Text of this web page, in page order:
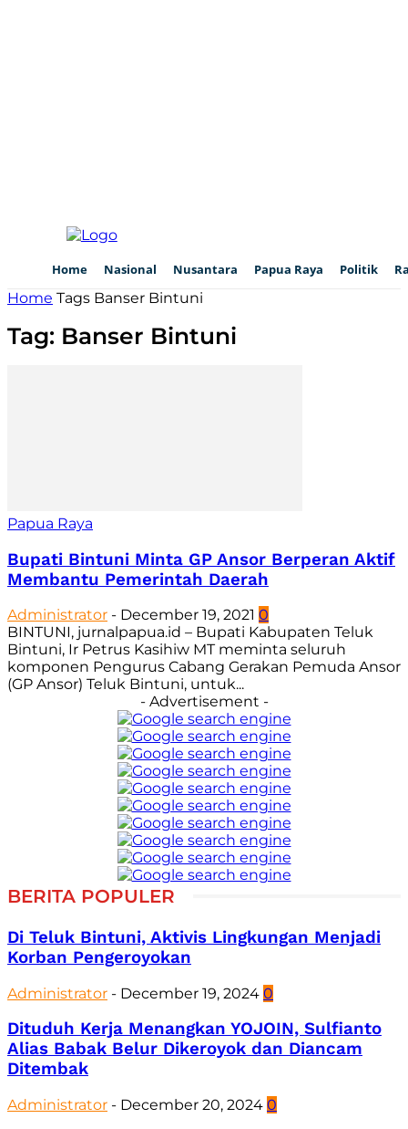
Home Nasional Nusantara Papua Raya Politik
Home Tags Banser Bintuni
Tag: Banser Bintuni
Papua Raya
Bupati Bintuni Minta GP Ansor Berperan Aktif
Membantu Pemerintah Daerah
Administrator - December 19, 2021 0
BINTUNI, jurnalpapua.id – Bupati Kabupaten Teluk
Bintuni, Ir Petrus Kasihiw MT meminta seluruh
komponen Pengurus Cabang Gerakan Pemuda Ansor
(GP Ansor) Teluk Bintuni, untuk...
- Advertisement -
BERITA POPULER
Di Teluk Bintuni, Aktivis Lingkungan Menjadi
Korban Pengeroyokan
Administrator - December 19, 2024 0
Dituduh Kerja Menangkan YOJOIN, Sulfianto
Alias Babak Belur Dikeroyok dan Diancam
Ditembak
Administrator - December 20, 2024 0